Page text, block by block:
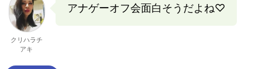
クリハラチ
アキ
アナゲーオフ会面白そうだよね♡